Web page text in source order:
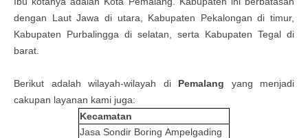
dengan Laut Jawa di utara, Kabupaten Pekalongan di timur,
Kabupaten Purbalingga di selatan, serta Kabupaten Tegal di
barat.
Berikut adalah wilayah-wilayah di Pemalang yang menjadi
cakupan layanan kami juga:
Kecamatan
Jasa Sondir Boring Ampelgading